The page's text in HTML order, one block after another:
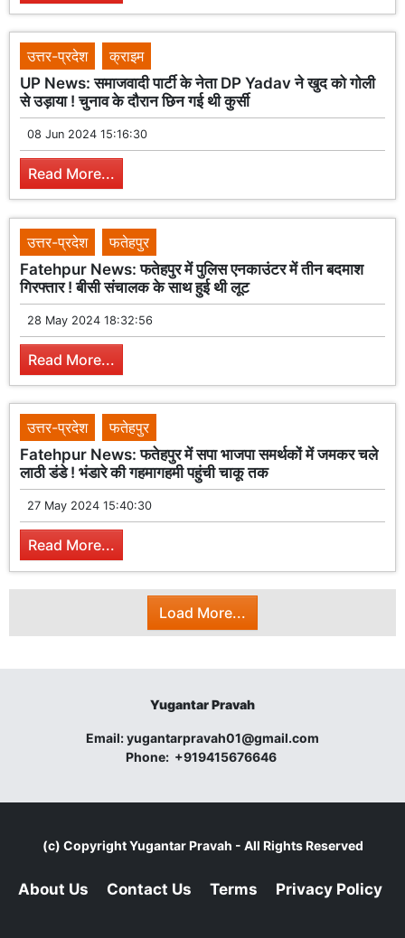
उत्तर-प्रदेश
क्राइम
UP News: समाजवादी पार्टी के नेता DP Yadav ने खुद को गोली
से उड़ाया ! चुनाव के दौरान छिन गई थी कुर्सी
08 Jun 2024 15:16:30
Read More...
उत्तर-प्रदेश
फतेहपुर
Fatehpur News: फतेहपुर में पुलिस एनकाउंटर में तीन बदमाश
गिरफ्तार ! बीसी संचालक के साथ हुई थी लूट
28 May 2024 18:32:56
Read More...
उत्तर-प्रदेश
फतेहपुर
Fatehpur News: फतेहपुर में सपा भाजपा समर्थकों में जमकर चले
लाठी डंडे ! भंडारे की गहमागहमी पहुंची चाकू तक
27 May 2024 15:40:30
Read More...
Load More...
Yugantar Pravah
Email:yugantarpravah01@gmail.com
Phone: +919415676646
(c) CopyrightYugantar Pravah - All Rights Reserved
About Us Contact Us Terms Privacy Policy